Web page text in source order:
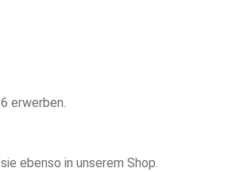
erwerben.
ebenso in unserem Shop.